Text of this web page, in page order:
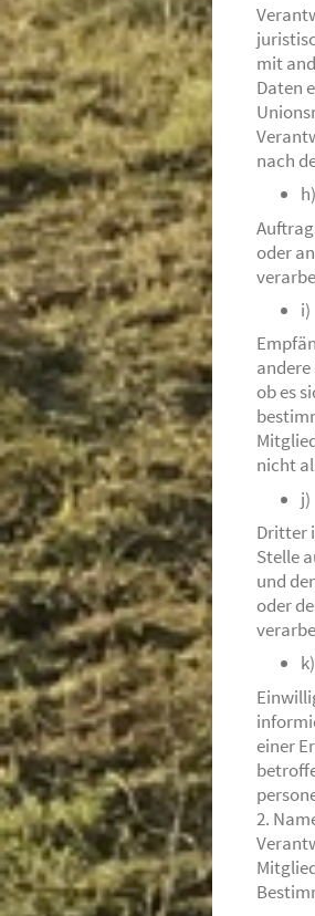
mit
Daten
nach
oder
ob es
nicht
Dritter
Stelle
und
oder
einer
2.